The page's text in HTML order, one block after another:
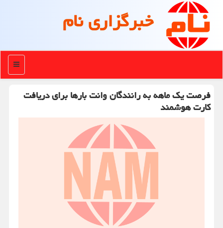
خبرگزاری نام
منو
فرصت یك ماهه به رانندگان وانت بارها برای دریافت
كارت هوشمند